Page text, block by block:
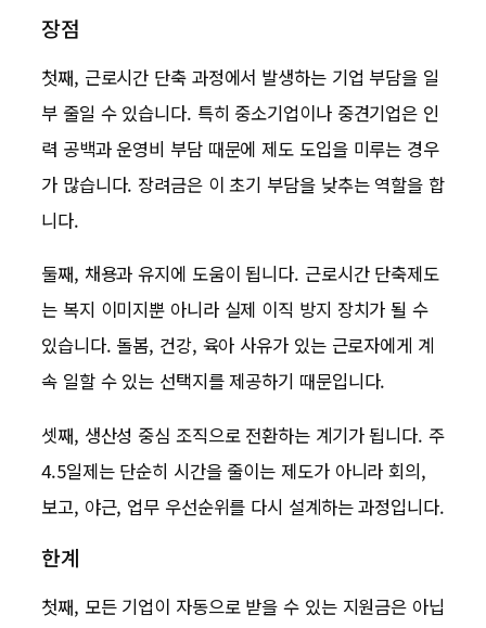
장점
첫째, 근로시간 단축 과정에서 발생하는 기업 부담을 일
부 줄일 수 있습니다. 특히 중소기업이나 중견기업은 인
력 공백과 운영비 부담 때문에 제도 도입을 미루는 경우
가 많습니다. 장려금은 이 초기 부담을 낮추는 역할을 합
니다.
둘째, 채용과 유지에 도움이 됩니다. 근로시간 단축제도
는 복지 이미지뿐 아니라 실제 이직 방지 장치가 될 수
있습니다. 돌봄, 건강, 육아 사유가 있는 근로자에게 계
속 일할 수 있는 선택지를 제공하기 때문입니다.
셋째, 생산성 중심 조직으로 전환하는 계기가 됩니다. 주
4.5일제는 단순히 시간을 줄이는 제도가 아니라 회의,
보고, 야근, 업무 우선순위를 다시 설계하는 과정입니다.
한계
첫째, 모든 기업이 자동으로 받을 수 있는 지원금은 아닙